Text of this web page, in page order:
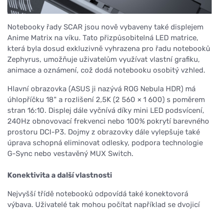
Notebooky řady SCAR jsou nově vybaveny také displejem
Anime Matrix na víku. Tato přizpůsobitelná LED matrice,
která byla dosud exkluzivně vyhrazena pro řadu notebooků
Zephyrus, umožňuje uživatelům využívat vlastní grafiku,
animace a oznámení, což dodá notebooku osobitý vzhled.
Hlavní obrazovka (ASUS ji nazývá ROG Nebula HDR) má
úhlopříčku 18" a rozlišení 2,5K (2 560 × 1 600) s poměrem
stran 16:10. Displej dále vyčnívá díky mini LED podsvícení,
240Hz obnovovací frekvenci nebo 100% pokrytí barevného
prostoru DCI-P3. Dojmy z obrazovky dále vylepšuje také
úprava schopná eliminovat odlesky, podpora technologie
G-Sync nebo vestavěný MUX Switch.
Konektivita a další vlastnosti
Nejvyšší třídě notebooků odpovídá také konektovorá
výbava. Uživatelé tak mohou počítat například se dvojicí